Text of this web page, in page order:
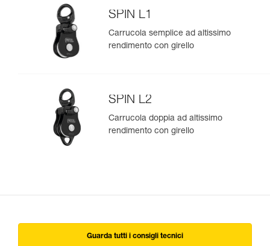
SPIN L1
Carrucola semplice ad altissimo
rendimento con girello
SPIN L2
Carrucola doppia ad altissimo
rendimento con girello
Guarda tutti i consigli tecnici